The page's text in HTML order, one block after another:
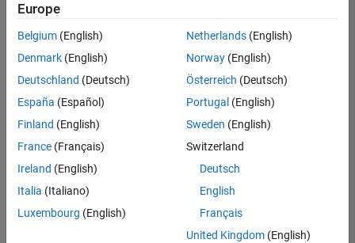
correspondant
à vos
critères
de
recherche.
Vous
pouvez
élargir
votre
recherche
ou
afficher
l’ensemble
Europe
Belgium (English)
Denmark (English)
Deutschland (Deutsch)
España (Español)
Finland (English)
France (Français)
Ireland (English)
Italia (Italiano)
Luxembourg (English)
Netherlands(English)
Norway(English)
Österreich (Deutsch)
Portugal (English)
Sweden (English)
Switzerland
Deutsch
English
Français
United Kingdom(English)